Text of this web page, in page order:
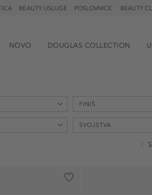
POSLOVNICE BEAUTY
BEAUTY USLUGE
NOVO DOUGLAS COLLECTION
FINIŠ
SVOJSTVA